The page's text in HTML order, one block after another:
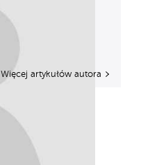
Więcej artykułów autora